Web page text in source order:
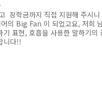
장학금까지 직접 지원해 주시
의 Big Fan 이 되었고요, 저희
표현, 호흡을 사용한 말하기
니다!!